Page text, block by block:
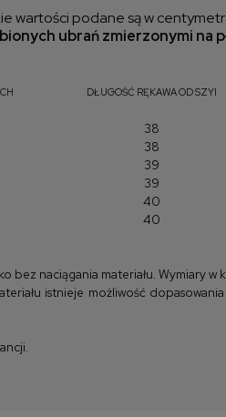
wartości podane są w
ubrań zmierzonymi na
DŁUGOŚĆ RĘKAWA OD SZYI
38
38
39
39
40
40
naciągania materiału. Wymiary
istnieje możliwość